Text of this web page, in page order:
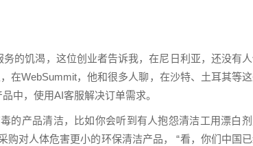
的饥渴，这位创业者告诉我，在尼日利亚，还没有
在WebSummit，他和很多人聊，在沙特、土耳其等
中，使用AI客服解决订单需求。
的产品清洁，比如你会听到有人抱怨清洁工用漂白
对人体危害更小的环保清洁产品， “看，你们中国